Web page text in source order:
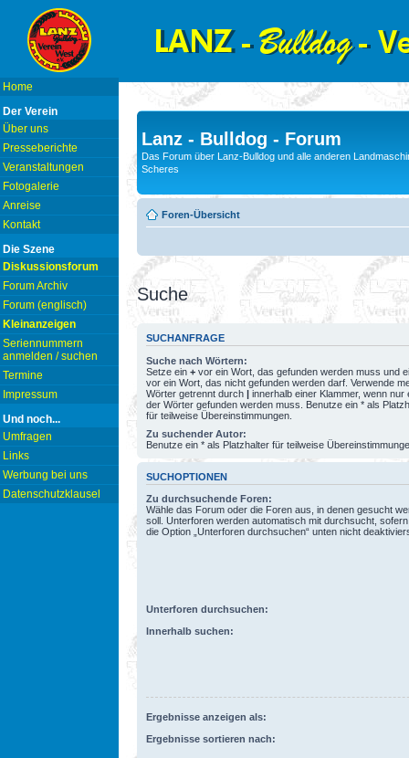
Home
Der Verein
Über uns
Presseberichte
Veranstaltungen
Fotogalerie
Anreise
Kontakt
Die Szene
Diskussionsforum
Forum Archiv
Forum (englisch)
Kleinanzeigen
Seriennummern
anmelden / suchen
Termine
Impressum
Und noch...
Umfragen
Links
Werbung bei uns
Datenschutzklausel
Lanz - Bulldog - Forum
Das Forum über Lanz-Bulldog und alle anderen
Scheres
Foren-Übersicht
Suche
SUCHANFRAGE
Suche nach Wörtern:
Setze ein + vor ein Wort, das gefunden werden muss und
vor ein Wort, das nicht gefunden werden darf. Verwende
Wörter getrennt durch | innerhalb einer Klammer, wenn nur
der Wörter gefunden werden muss. Benutze ein * als
für teilweise Übereinstimmungen.
Zu suchender Autor:
Benutze ein * als Platzhalter für teilweise
SUCHOPTIONEN
Zu durchsuchende Foren:
Wähle das Forum oder die Foren aus, in denen gesucht
soll. Unterforen werden automatisch mit durchsucht,
die Option „Unterforen durchsuchen“ unten nicht
Unterforen durchsuchen:
Innerhalb suchen:
Ergebnisse anzeigen als:
Ergebnisse sortieren nach: